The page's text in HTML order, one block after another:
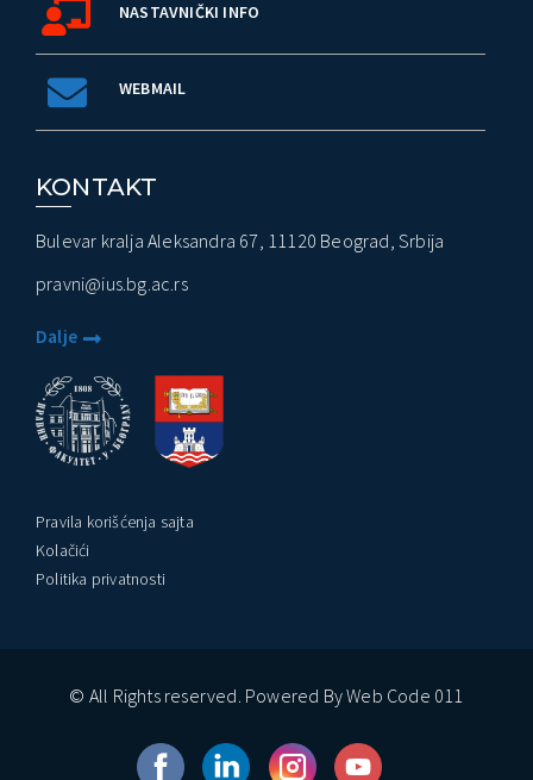
NASTAVNIČKI INFO
WEBMAIL
KONTAKT
Bulevar kralja Aleksandra 67, 11120 Beograd, Srbija
pravni@ius.bg.ac.rs
Dalje
Pravila korišćenja sajta
Kolačići
Politika privatnosti
© All Rights reserved. Powered By Web Code 011